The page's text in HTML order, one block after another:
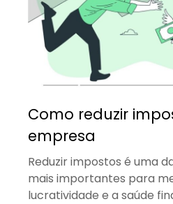
Como reduzir
empresa
Reduzir impostos é uma
mais importantes para
lucratividade e a saúde